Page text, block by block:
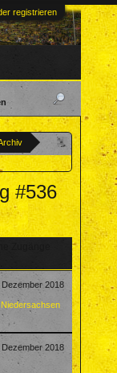
registrieren
beim BVB
#536
Dezember 2018
Dezember 2018